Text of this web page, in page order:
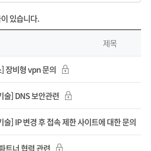
있습니다.
제목
장비형 vpn 문의
술] DNS 보안관련
술] IP 변경 후 접속 제한 사이트에 대한 문의
트너 협력 관련